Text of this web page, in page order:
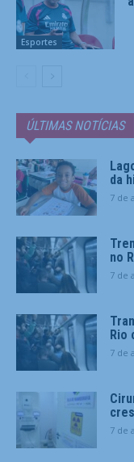
Esportes
ÚLTIMAS NOTÍCIAS
da
7 de
no
7 de
Rio
7 de
7 de